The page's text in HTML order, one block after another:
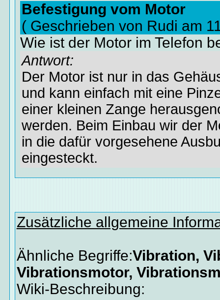
Befestigung vom Motor
( Geschrieben von Rudi am
Wie ist der Motor im Telefon
Antwort:
Der Motor ist nur in das
und kann einfach mit eine
einer kleinen Zange
werden. Beim Einbau wir der
in die dafür vorgesehene
eingesteckt.
Zusätzliche allgemeine
Ähnliche Begriffe:Vibration,
Vibrationsmotor,
Wiki-Beschreibung: